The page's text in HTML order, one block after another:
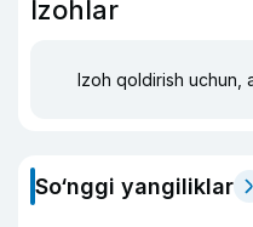
Izohlar
Izoh qoldirish uchun,
So‘nggi yangiliklar